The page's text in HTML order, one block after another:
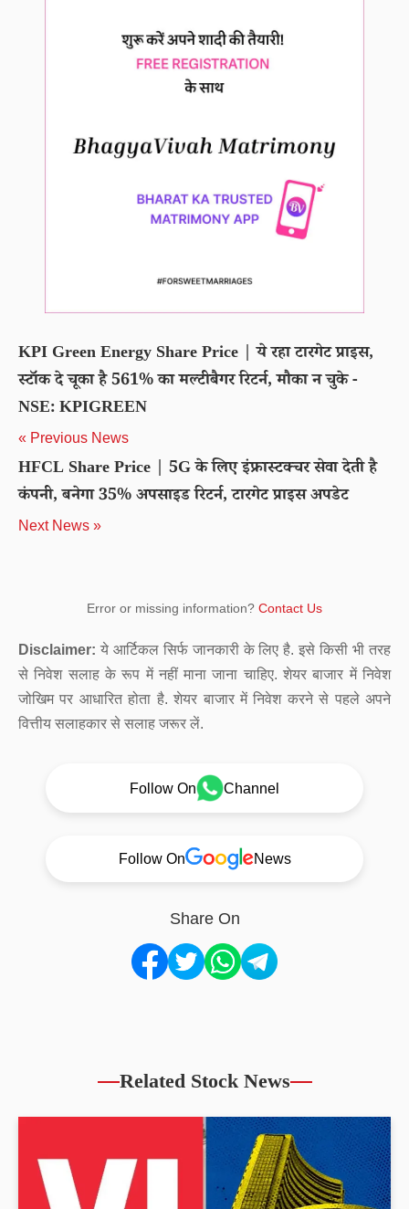
KPI Green Energy Share Price | ये रहा टारगेट प्राइस,
स्टॉक दे चूका है 561% का मल्टीबैगर रिटर्न, मौका न चुके -
NSE: KPIGREEN
« Previous News
HFCL Share Price | 5G के लिए इंफ्रास्टक्चर सेवा देती है
कंपनी, बनेगा 35% अपसाइड रिटर्न, टारगेट प्राइस अपडेट
Next News »
Error or missing information? Contact Us
Disclaimer: ये आर्टिकल सिर्फ जानकारी के लिए है. इसे किसी भी तरह
से निवेश सलाह के रूप में नहीं माना जाना चाहिए. शेयर बाजार में निवेश
जोखिम पर आधारित होता है. शेयर बाजार में निवेश करने से पहले अपने
वित्तीय सलाहकार से सलाह जरूर लें.
Follow On Channel
Follow On News
Share On
Related Stock News